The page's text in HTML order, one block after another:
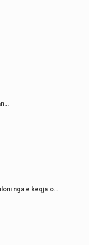
nga e keqja o…